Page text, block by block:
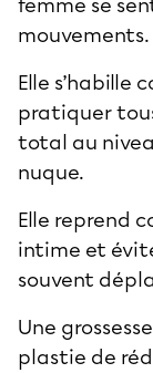
femme se
mouvements.
Elle s’habille
pratiquer
total au
nuque.
Elle reprend
intime et
souvent
Une
plastie de